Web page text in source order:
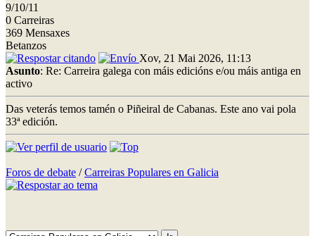
9/10/11
0 Carreiras
369 Mensaxes
Betanzos
Xov, 21 Mai 2026, 11:13
Asunto: Re: Carreira galega con máis edicións e/ou máis antiga en
activo
Das veterás temos tamén o Piñeiral de Cabanas. Este ano vai pola
33ª edición.
Foros de debate /Carreiras Populares en Galicia